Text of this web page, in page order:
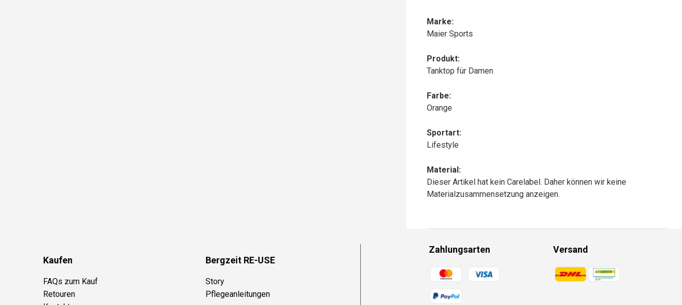
Marke:
Maier Sports
Produkt:
Tanktop für Damen
Farbe:
Orange
Sportart:
Lifestyle
Material:
Dieser Artikel hat kein Carelabel. Daher können wir keine
Materialzusammensetzung anzeigen.
Kaufen
FAQs zum Kauf
Retouren
Bergzeit RE-USE
Story
Pflegeanleitungen
Zahlungsarten
Zahlungsmethoden
Versand
Zahlungsmethoden